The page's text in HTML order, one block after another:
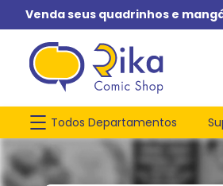
Venda seus quadrinhos e
Todos Departamentos